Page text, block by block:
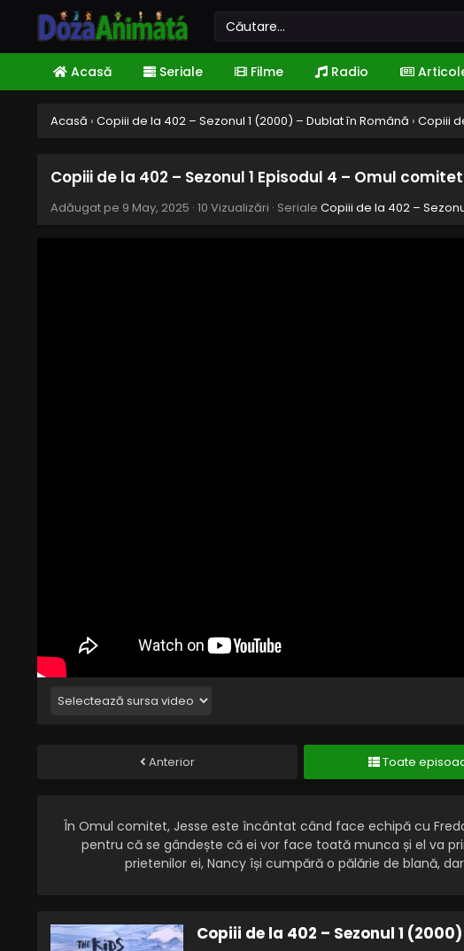
Acasă Seriale Filme Radio
Acasă › Copiii de la 402 – Sezonul 1 (2000) – Dublat în Română › Copiii
Copiii de la 402 – Sezonul 1 Episodul 4 – Omul comitet
Adăugat pe 9 May, 2025 · 10 Vizualizări · Seriale Copiii de la 402 –
Anterior Toate
În Omul comitet, Jesse este încântat când face echipă cu
pentru că se gândește că ei vor face toată munca și el va
prietenilor ei, Nancy își cumpără o pălărie de blană,
Copiii de la 402 – Sezonul 1